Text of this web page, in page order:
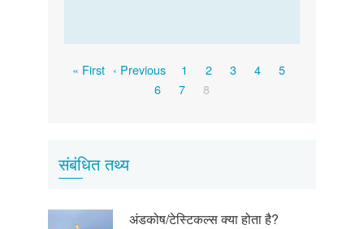
Pagination
First
« First Previous
‹ Previous Page
1 Page
2 Page
3 Page
4 Page
5
Page
6 Page
7
Current
8
संबंधित तथ्य
अंडकोष/टेस्टिकल्स क्या होता है?